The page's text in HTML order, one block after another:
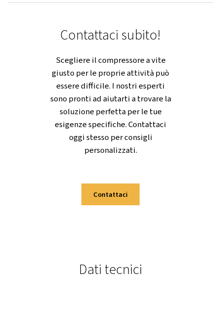
Questo compressore offre un mix
intelligente di efficienza e durata,
offrendo alla tua azienda
di cui ha bisogno per rimanere un
passo avanti.